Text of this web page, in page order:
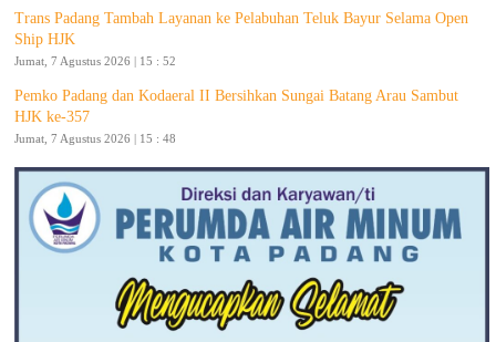
Trans Padang Tambah Layanan ke Pelabuhan Teluk Bayur Selama Open
Ship HJK
Jumat, 7 Agustus 2026 | 15 : 52
Pemko Padang dan Kodaeral II Bersihkan Sungai Batang Arau Sambut
HJK ke-357
Jumat, 7 Agustus 2026 | 15 : 48